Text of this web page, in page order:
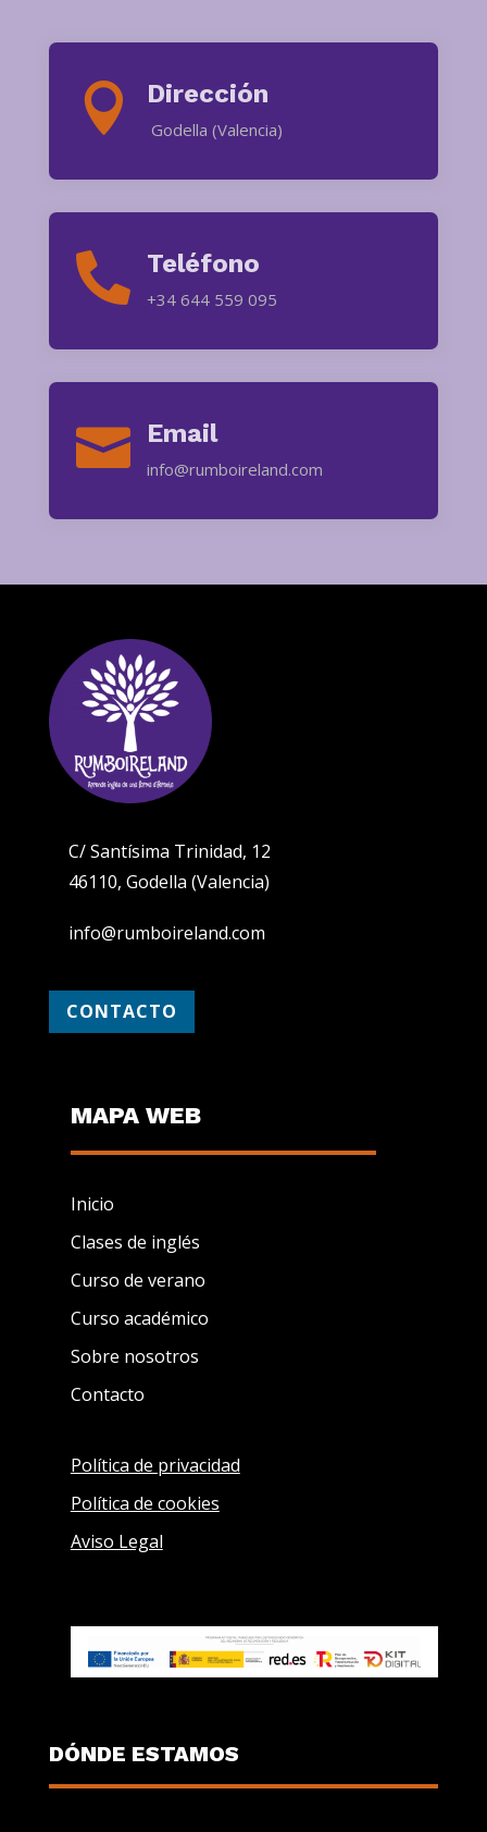
 Dirección
Godella (Valencia)
 Teléfono
+34 644 559 095
 Email
info@rumboireland.com
C/ Santísima Trinidad, 12
46110, Godella (Valencia)
info@rumboireland.com
CONTACTO
MAPA WEB
Inicio
Clases de inglés
Curso de verano
Curso académico
Sobre nosotros
Contacto
Política de privacidad
Política de cookies
Aviso Legal
DÓNDE ESTAMOS